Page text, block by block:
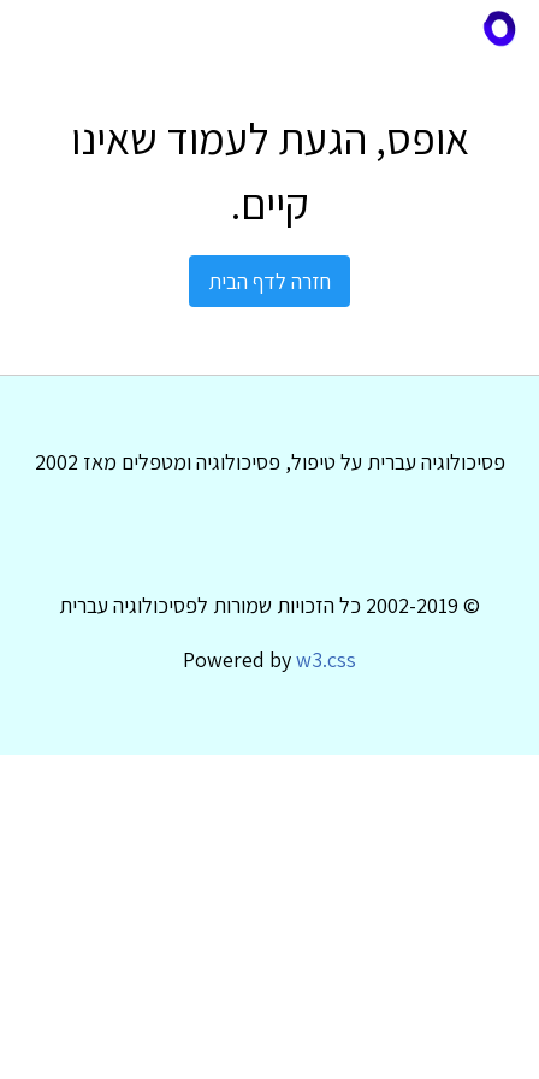
אופס, הגעת לעמוד שאינו
קיים.
חזרה לדף הבית
פסיכולוגיה עברית על טיפול, פסיכולוגיה ומטפלים מאז 2002
© 2002-2019 כל הזכויות שמורות לפסיכולוגיה עברית
Powered byw3.css